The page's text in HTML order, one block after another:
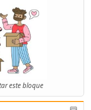
este bloque